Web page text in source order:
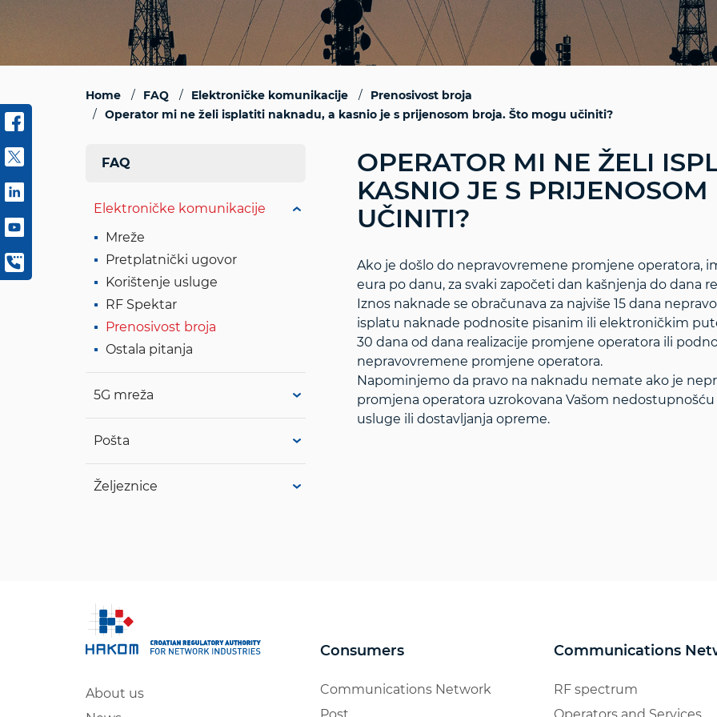
Home FAQ Elektroničke komunikacije
Prenosivost broja
Operator mi ne želi isplatiti naknadu, a kasnio je s prijenosom broja. Što mogu učiniti?
OPERATOR MI NE ŽELI
KASNIO JE S
UČINITI?
Ako je došlo do nepravovremene promjene operatora,
eura po danu, za svaki započeti dan kašnjenja do dana
Iznos naknade se obračunava za najviše 15 dana
isplatu naknade podnosite pisanim ili elektroničkim
30 dana od dana realizacije promjene operatora ili
nepravovremene promjene operatora.
Napominjemo da pravo na naknadu nemate ako je
promjena operatora uzrokovana Vašom
usluge ili dostavljanja opreme.
FAQ
Elektroničke komunikacije
Mreže
Pretplatnički ugovor
Korištenje usluge
RF Spektar
Prenosivost broja
Ostala pitanja
5G mreža
Pošta
Željeznice
About us
Consumers
Communications Network
Communications
RF spectrum